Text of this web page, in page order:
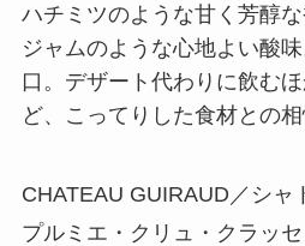
ハチミツのような甘く芳醇
ジャムのような心地よい酸
口。デザート代わりに飲む
ど、こってりした食材との相
CHATEAU GUIRAUD／シャ
プルミエ・クリュ・クラッセ